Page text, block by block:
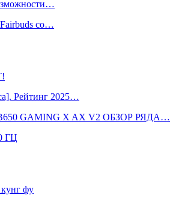
Fairbuds со…
Рейтинг 2025…
GAMING X AX V2 ОБЗОР РЯДА…
ГЦ
фу